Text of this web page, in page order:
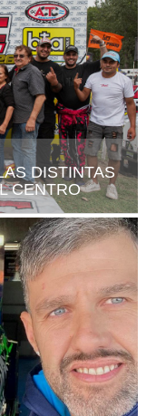
DISTINTAS
CENTRO